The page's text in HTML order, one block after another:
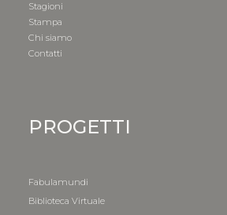
Stagioni
Stampa
Chi siamo
Contatti
PROGETTI
Fabulamundi
Biblioteca Virtuale